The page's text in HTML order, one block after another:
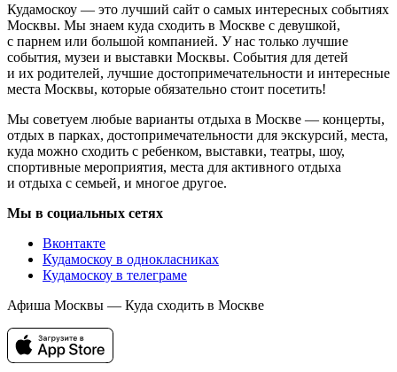
Кудамоскоу — это лучший сайт о самых интересных событиях
Москвы. Мы знаем куда сходить в Москве с девушкой,
с парнем или большой компанией. У нас только лучшие
события, музеи и выставки Москвы. События для детей
и их родителей, лучшие достопримечательности и интересные
места Москвы, которые обязательно стоит посетить!
Мы советуем любые варианты отдыха в Москве — концерты,
отдых в парках, достопримечательности для экскурсий, места,
куда можно сходить с ребенком, выставки, театры, шоу,
спортивные мероприятия, места для активного отдыха
и отдыха с семьей, и многое другое.
Мы в социальных сетях
Вконтакте
Кудамоскоу в однокласниках
Кудамоскоу в телеграме
Афиша Москвы — Куда сходить в Москве